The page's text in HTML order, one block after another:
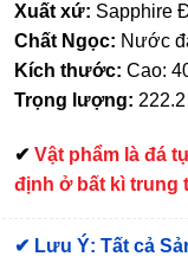
Xuất xứ: Sapphire
Chất Ngọc: Nước
Kích thước: Cao:
Trọng lượng:
✔ Vật phẩm là đá
định ở bất kì trung
✔ Lưu Ý: Tất cả